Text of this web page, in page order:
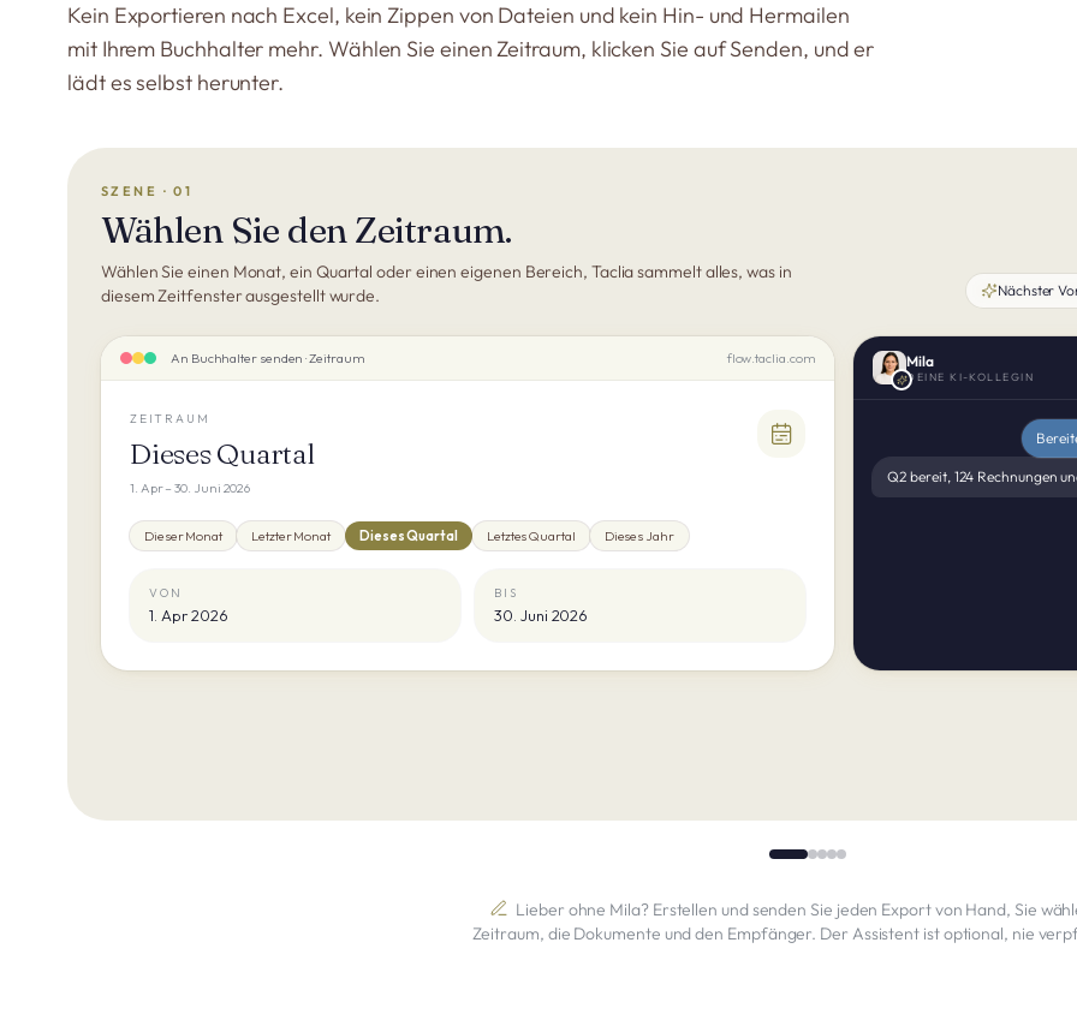
Kein Exportieren nach Excel, kein Zippen von Dateien und kein Hin- und Hermailen
mit Ihrem Buchhalter mehr. Wählen Sie einen Zeitraum, klicken Sie auf Senden, und er
lädt es selbst herunter.
SZENE · 01
Wählen Sie den Zeitraum.
Wählen Sie einen Monat, ein Quartal oder einen eigenen Bereich, Taclia sammelt alles, was in
diesem Zeitfenster ausgestellt wurde.
Nächster
An Buchhalter senden · Zeitraum flow.taclia.com
ZEITRAUM
Dieses Quartal
1. Apr – 30. Juni 2026
Dieser Monat Letzter Monat Dieses Quartal Letztes Quartal Dieses Jahr
VON
1. Apr 2026
BIS
30. Juni 2026
Mila
DEINE KI-KOLLEGIN
Q2 bereit, 124 Rechnungen
Lieber ohne Mila? Erstellen und senden Sie jeden Export von Hand, Sie
Zeitraum, die Dokumente und den Empfänger. Der Assistent ist optional, nie